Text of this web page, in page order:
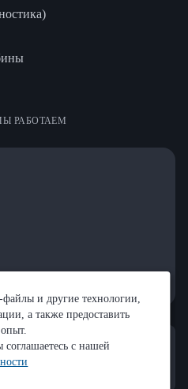
РАБОТАЕМ
файлы и другие технологии,
а также предоставить
соглашаетесь с нашей